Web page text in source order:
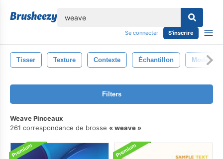
Se connecter S'inscrire
Tisser Texture Contexte Échantillon Modèle
Filters
Weave Pinceaux
261 correspondance de brosse
weave